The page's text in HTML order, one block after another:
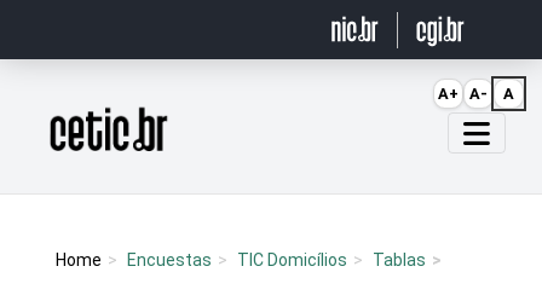
Página inicial
Home Encuestas TIC Domicílios Tablas
A+ A- A